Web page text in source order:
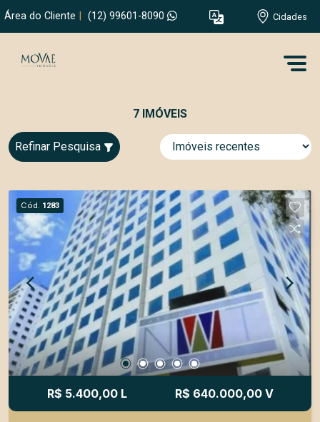
Área do Cliente (12) 99601-8090 Cidades
7 IMÓVEIS
Refinar Pesquisa
Cód. 1283
R$ 5.400,00 L R$ 640.000,00 V